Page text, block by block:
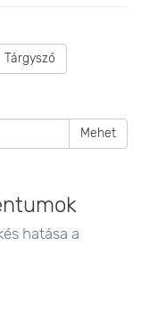
Tárgyszó
Mehet
hatása a